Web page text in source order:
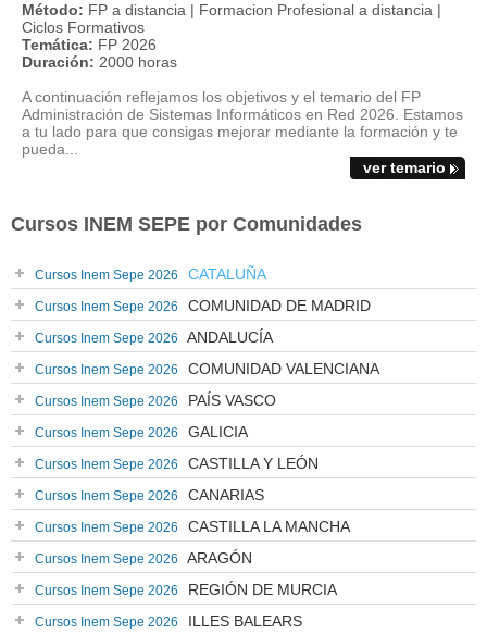
Método: FP a distancia | Formacion Profesional a distancia |
Ciclos Formativos
Temática: FP 2026
Duración: 2000 horas
A continuación reflejamos los objetivos y el temario del FP
Administración de Sistemas Informáticos en Red 2026. Estamos
a tu lado para que consigas mejorar mediante la formación y te
pueda...
ver temario
Cursos INEM SEPE por Comunidades
Cursos Inem Sepe 2026 CATALUÑA
Cursos Inem Sepe 2026 COMUNIDAD DE MADRID
Cursos Inem Sepe 2026 ANDALUCÍA
Cursos Inem Sepe 2026 COMUNIDAD VALENCIANA
Cursos Inem Sepe 2026 PAÍS VASCO
Cursos Inem Sepe 2026 GALICIA
Cursos Inem Sepe 2026 CASTILLA Y LEÓN
Cursos Inem Sepe 2026 CANARIAS
Cursos Inem Sepe 2026 CASTILLA LA MANCHA
Cursos Inem Sepe 2026 ARAGÓN
Cursos Inem Sepe 2026 REGIÓN DE MURCIA
Cursos Inem Sepe 2026 ILLES BALEARS